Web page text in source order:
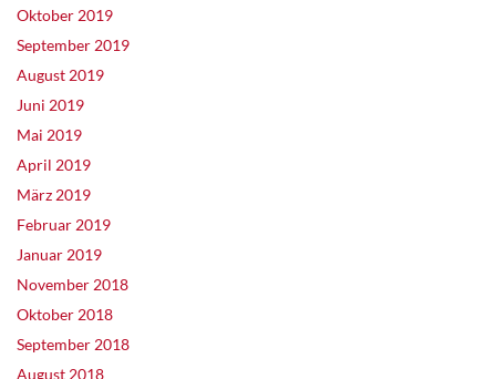
Oktober 2019
September 2019
August 2019
Juni 2019
Mai 2019
April 2019
März 2019
Februar 2019
Januar 2019
November 2018
Oktober 2018
September 2018
August 2018